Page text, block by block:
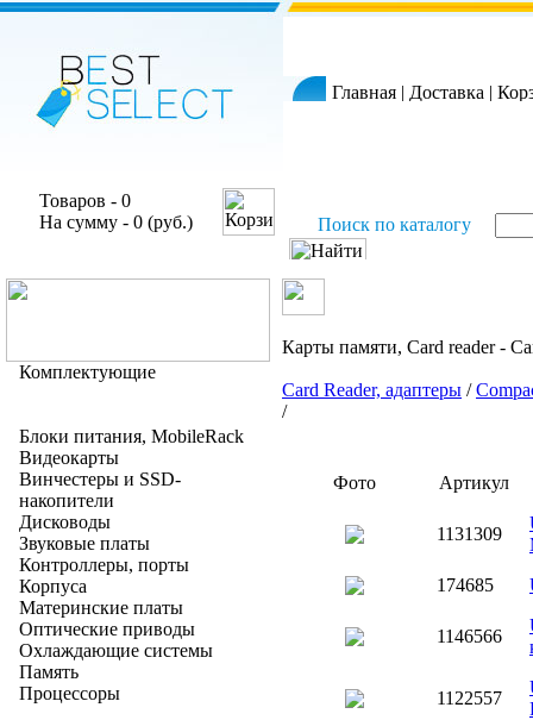
Главная | Доставка |
Товаров - 0
На сумму - 0 (руб.)
Поиск по каталогу
Комплектующие
Блоки питания, MobileRack
Видеокарты
Винчестеры и SSD-
накопители
Дисководы
Звуковые платы
Контроллеры, порты
Корпуса
Материнские платы
Оптические приводы
Охлаждающие системы
Память
Процессоры
Карты памяти, Card reader -
Card Reader, адаптеры /
/
Фото Артикул
1131309
174685
1146566
1122557